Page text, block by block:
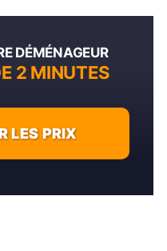
DÉMÉNAGEUR
2 MINUTES
LES PRIX